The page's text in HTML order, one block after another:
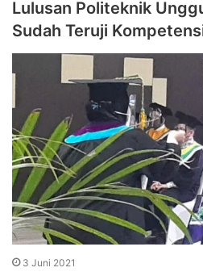
Lulusan Politeknik
Sudah Teruji
3 Juni 2021